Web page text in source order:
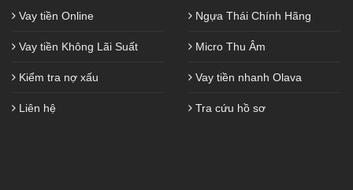
Vay tiền Online
Vay tiền Không Lãi Suất
Kiểm tra nợ xấu
Liên hệ
Ngựa Thái Chính Hãng
Micro Thu Âm
Vay tiền nhanh Olava
Tra cứu hồ sơ